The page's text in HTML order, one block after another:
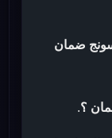
ضمان
؟.